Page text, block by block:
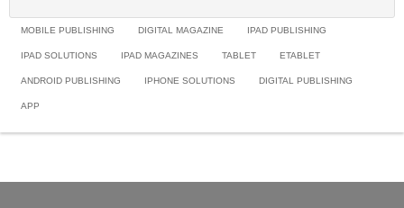
MOBILE PUBLISHING DIGITAL MAGAZINE IPAD PUBLISHING
IPAD SOLUTIONS IPAD MAGAZINES TABLET ETABLET
ANDROID PUBLISHING IPHONE SOLUTIONS DIGITAL PUBLISHING
APP